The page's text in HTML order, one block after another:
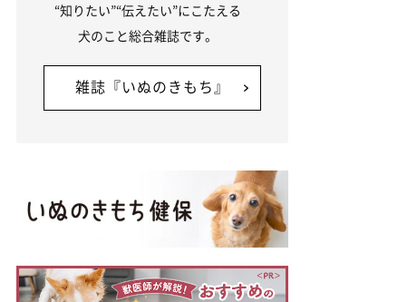
“知りたい”“伝えたい”にこたえる
犬のこと総合雑誌です。
雑誌『いぬのきもち』